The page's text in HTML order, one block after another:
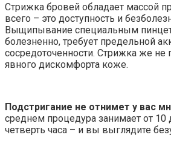
Стрижка бровей обладает массой
всего – это доступность и
Выщипывание специальным
болезненно, требует предельной
сосредоточенности. Стрижка же не
явного дискомфорта коже.
Подстригание не отнимет у вас
среднем процедура занимает от 10
четверть часа – и вы выглядите